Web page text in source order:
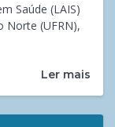
Saúde (LAIS)
Norte (UFRN),
Ler mais